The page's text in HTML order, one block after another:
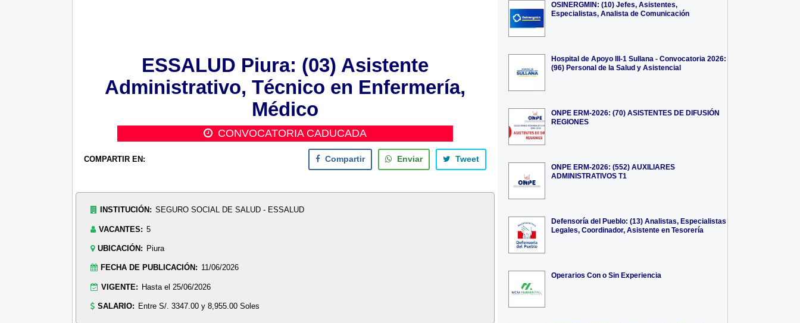
ESSALUD Piura: (03) Asistente
Administrativo, Técnico en Enfermería,
Médico
CONVOCATORIA CADUCADA
COMPARTIR EN: Compartir Enviar Tweet
INSTITUCIÓN: SEGURO SOCIAL DE SALUD - ESSALUD
VACANTES: 5
UBICACIÓN: Piura
FECHA DE PUBLICACIÓN: 11/06/2026
VIGENTE: Hasta el 25/06/2026
SALARIO: Entre S/. 3347.00 y 8,955.00 Soles
OSINERGMIN: (10) Jefes, Asistentes,
Especialistas, Analista de Comunicación
Hospital de Apoyo III-1 Sullana - Convocatoria 2026:
(96) Personal de la Salud y Asistencial
ONPE ERM-2026: (70) ASISTENTES DE DIFUSIÓN
REGIONES
ONPE ERM-2026: (552) AUXILIARES
ADMINISTRATIVOS T1
Defensoría del Pueblo: (13) Analistas, Especialistas
Legales, Coordinador, Asistente en Tesorería
Operarios Con o Sin Experiencia